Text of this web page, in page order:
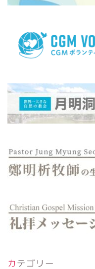
カテゴリー